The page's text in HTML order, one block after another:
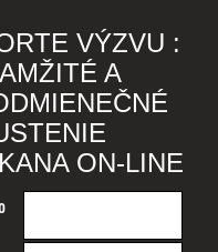
VÝZVU :
A
ON-LINE